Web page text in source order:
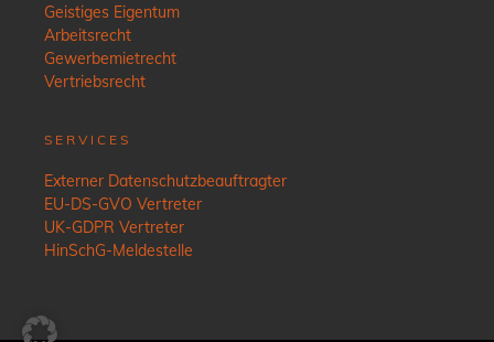
Geistiges Eigentum
Arbeitsrecht
Gewerbemietrecht
Vertriebsrecht
SERVICES
Externer Datenschutzbeauftragter
EU-DS-GVO Vertreter
UK-GDPR Vertreter
HinSchG-Meldestelle